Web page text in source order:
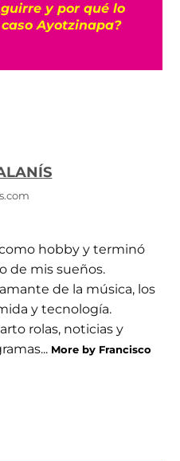
y por qué lo
Ayotzinapa?
hobby y terminó
de mis sueños.
de la música, los
y tecnología.
rolas, noticias y
More by Francisco